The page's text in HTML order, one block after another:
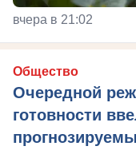
вчера в 21:02
Общество
Очередной
готовности